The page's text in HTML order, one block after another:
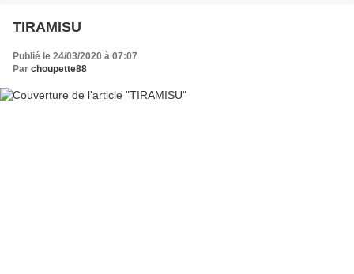
TIRAMISU
Publié le 24/03/2020 à 07:07
Par choupette88